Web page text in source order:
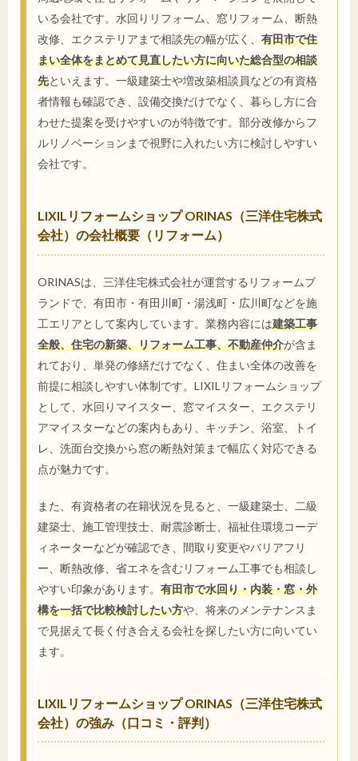
いる会社です。水回りリフォーム、窓リフォーム、断熱
改修、エクステリアまで相談先の幅が広く、 有田市で住
まい全体をまとめて見直したい方に向いた総合型の相談
先といえます。一級建築士や増改築相談員などの有資格
者情報も確認でき、設備交換だけでなく、暮らし方に合
わせた提案を受けやすいのが特徴です。部分改修からフ
ルリノベーションまで視野に入れたい方に検討しやすい
会社です。
LIXILリフォームショップ ORINAS（三洋住宅株式
会社）の会社概要（リフォーム）
ORINASは、三洋住宅株式会社が運営するリフォームブ
ランドで、有田市・有田川町・湯浅町・広川町などを施
工エリアとして案内しています。業務内容には建築工事
全般、住宅の新築、リフォーム工事、不動産仲介が含ま
れており、単発の修繕だけでなく、住まい全体の改善を
前提に相談しやすい体制です。LIXILリフォームショップ
として、水回りマイスター、窓マイスター、エクステリ
アマイスターなどの案内もあり、キッチン、浴室、トイ
レ、洗面台交換から窓の断熱対策まで幅広く対応できる
点が魅力です。
また、有資格者の在籍状況を見ると、一級建築士、二級
建築士、施工管理技士、耐震診断士、福祉住環境コーデ
ィネーターなどが確認でき、間取り変更やバリアフリ
ー、断熱改修、省エネを含むリフォーム工事でも相談し
やすい印象があります。 有田市で水回り・内装・窓・外
構を一括で比較検討したい方や、将来のメンテナンスま
で見据えて長く付き合える会社を探したい方に向いてい
ます。
LIXILリフォームショップ ORINAS（三洋住宅株式
会社）の強み（口コミ・評判）